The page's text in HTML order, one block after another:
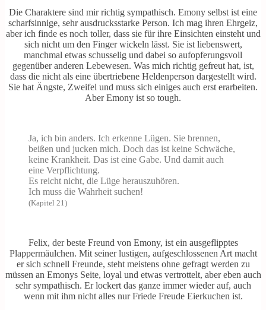
Die Charaktere sind mir richtig sympathisch. Emony selbst ist eine
scharfsinnige, sehr ausdrucksstarke Person. Ich mag ihren Ehrgeiz,
aber ich finde es noch toller, dass sie für ihre Einsichten einsteht und
sich nicht um den Finger wickeln lässt. Sie ist liebenswert,
manchmal etwas schusselig und dabei so aufopferungsvoll
gegenüber anderen Lebewesen. Was mich richtig gefreut hat, ist,
dass die nicht als eine übertriebene Heldenperson dargestellt wird.
Sie hat Ängste, Zweifel und muss sich einiges auch erst erarbeiten.
Aber Emony ist so tough.
Ja, ich bin anders. Ich erkenne Lügen. Sie brennen,
beißen und jucken mich. Doch das ist keine Schwäche,
keine Krankheit. Das ist eine Gabe. Und damit auch
eine Verpflichtung.
Es reicht nicht, die Lüge herauszuhören.
Ich muss die Wahrheit suchen!
(Kapitel 21)
Felix, der beste Freund von Emony, ist ein ausgeflipptes
Plappermäulchen. Mit seiner lustigen, aufgeschlossenen Art macht
er sich schnell Freunde, steht meistens ohne gefragt werden zu
müssen an Emonys Seite, loyal und etwas vertrottelt, aber eben auch
sehr sympathisch. Er lockert das ganze immer wieder auf, auch
wenn mit ihm nicht alles nur Friede Freude Eierkuchen ist.